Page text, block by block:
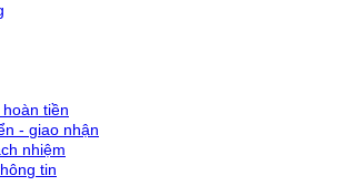
tiền
- giao nhận
nhiệm
tin